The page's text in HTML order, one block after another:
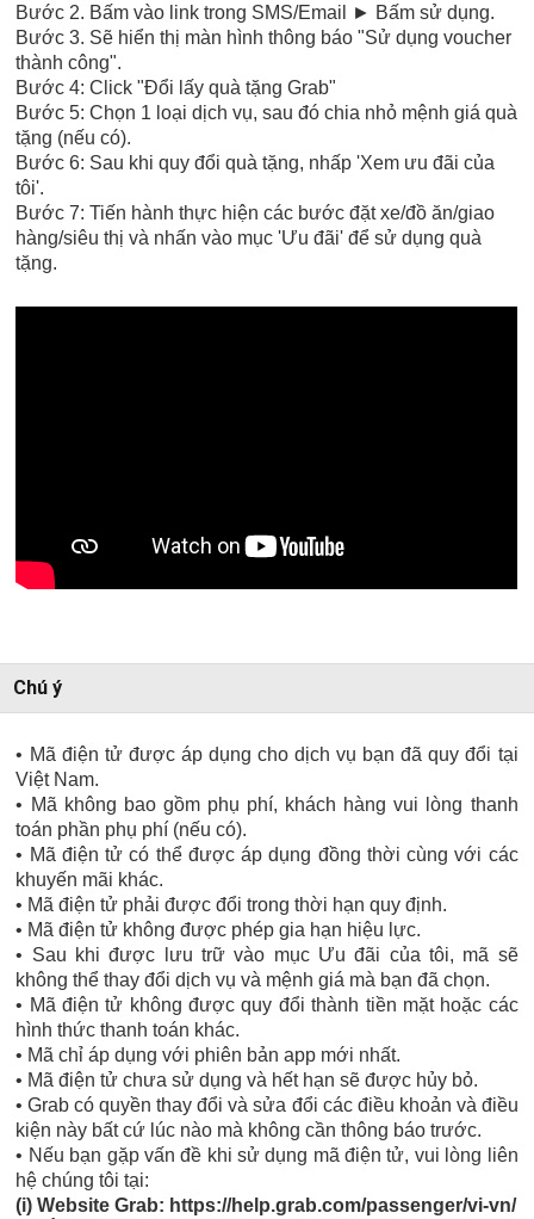
Bước 2. Bấm vào link trong SMS/Email ► Bấm sử dụng.
Bước3. Sẽ hiển thị màn hình thông báo "Sử dụng voucher
thành công".
Bước 4: Click "Đổi lấy quà tặng Grab"
Bước 5:Chọn 1 loại dịch vụ, sau đó chia nhỏ mệnh giá quà
tặng (nếu có).
Bước 6: Sau khi quy đổi quà tặng, nhấp 'Xem ưu đãi của
tôi'.
Bước 7:Tiến hành thực hiện các bướcđặt xe/đồ ăn/giao
hàng/siêu thị và nhấn vào mục 'Ưu đãi' để sử dụng quà
tặng.
Chú ý
• Mã điện tử được áp dụng cho dịch vụ bạn đã quy đổi tại
Việt Nam.
• Mã không bao gồm phụ phí, khách hàng vui lòng thanh
toán phần phụ phí (nếu có).
• Mã điện tử có thể được áp dụng đồng thời cùng với các
khuyến mãi khác.
• Mã điện tử phải được đổi trong thời hạn quy định.
• Mã điện tử không được phép gia hạn hiệu lực.
• Sau khi được lưu trữ vào mục Ưu đãi của tôi, mã sẽ
không thể thay đổi dịch vụ và mệnh giá mà bạn đã chọn.
• Mã điện tử không được quy đổi thành tiền mặt hoặc các
hình thức thanh toán khác.
• Mã chỉ áp dụng với phiên bản app mới nhất.
• Mã điện tử chưa sử dụng và hết hạn sẽ được hủy bỏ.
• Grab có quyền thay đổi và sửa đổi các điều khoản và điều
kiện này bất cứ lúc nào mà không cần thông báo trước.
• Nếu bạn gặp vấn đề khi sử dụng mã điện tử, vui lòng liên
hệ chúng tôi tại:
(i) Website Grab: https://help.grab.com/passenger/vi-vn/